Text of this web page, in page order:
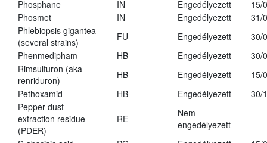
Phosphane
IN Engedélyezett
15/
Phosmet
IN Engedélyezett
31/
Phlebiopsis gigantea
(several strains)
FU Engedélyezett
30/
Phenmedipham
HB Engedélyezett
30/
Rimsulfuron (aka
renriduron)
HB Engedélyezett
15/
Pethoxamid
HB Engedélyezett
30/
Pepper dust
extraction residue
(PDER)
RE
Nem
engedélyezett